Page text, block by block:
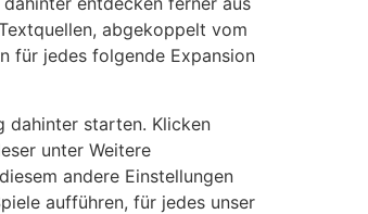
abgekoppelt vom
für jedes folgende Expansion
dahinter starten. Klicken
unter Weitere
andere Einstellungen
aufführen, für jedes unser